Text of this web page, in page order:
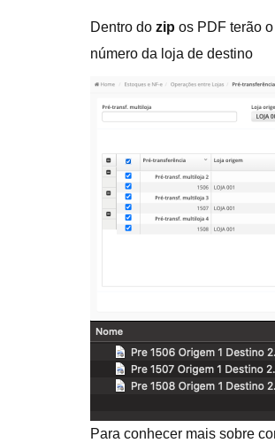
Dentro do zip os PDF terão
número da loja de destino
Para conhecer mais sobre